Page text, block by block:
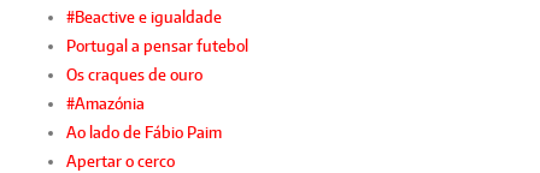
#Beactive e igualdade
Portugal a pensar futebol
Os craques de ouro
#Amazónia
Ao lado de Fábio Paim
Apertar o cerco